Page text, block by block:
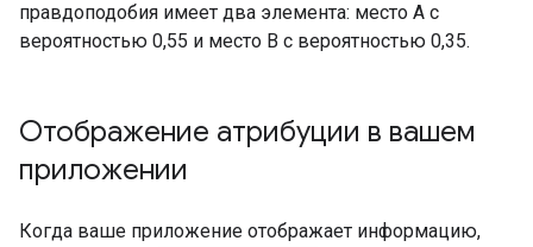
правдоподобия имеет два элемента: место A с
вероятностью 0,55 и место B с вероятностью 0,35.
Отображение атрибуции в вашем
приложении
Когда ваше приложение отображает информацию,